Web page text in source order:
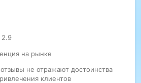
2.9
на рынке
не отражают достоинства
клиентов